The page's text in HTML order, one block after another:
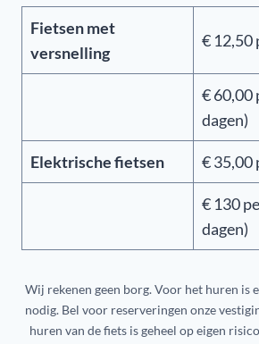
Fietsen met
versnelling
€ 12,50
€ 60,00
dagen)
Elektrische fietsen € 35,00
€ 130
dagen)
Wij rekenen geen borg. Voor het huren is
nodig. Bel voor reserveringen onze
huren van de fiets is geheel op eigen